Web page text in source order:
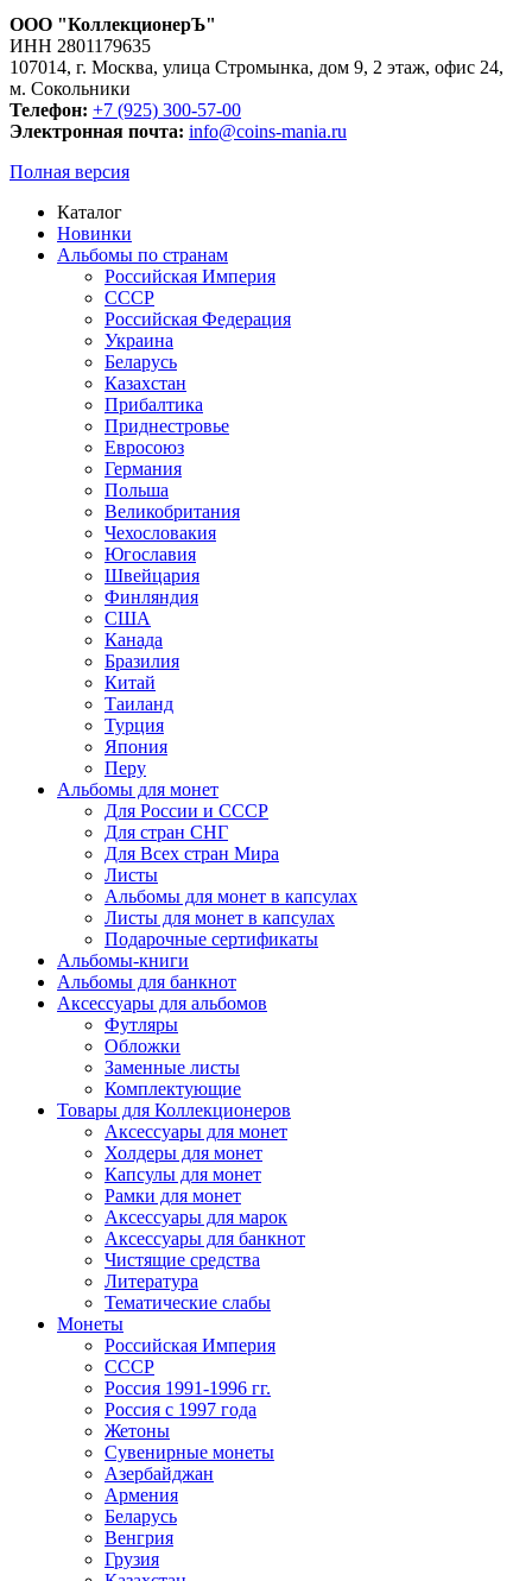
ООО "КоллекционерЪ"
ИНН 2801179635
107014, г. Москва, улица Стромынка, дом 9, 2 этаж, офис 24,
м. Сокольники
Телефон: +7 (925) 300-57-00
Электронная почта: info@coins-mania.ru
Полная версия
Каталог
Новинки
Альбомы по странам
Российская Империя
СССР
Российская Федерация
Украина
Беларусь
Казахстан
Прибалтика
Приднестровье
Евросоюз
Германия
Польша
Великобритания
Чехословакия
Югославия
Швейцария
Финляндия
США
Канада
Бразилия
Китай
Таиланд
Турция
Япония
Перу
Альбомы для монет
Для России и СССР
Для стран СНГ
Для Всех стран Мира
Листы
Альбомы для монет в капсулах
Листы для монет в капсулах
Подарочные сертификаты
Альбомы-книги
Альбомы для банкнот
Аксессуары для альбомов
Футляры
Обложки
Заменные листы
Комплектующие
Товары для Коллекционеров
Аксессуары для монет
Холдеры для монет
Капсулы для монет
Рамки для монет
Аксессуары для марок
Аксессуары для банкнот
Чистящие средства
Литература
Тематические слабы
Монеты
Российская Империя
СССР
Россия 1991-1996 гг.
Россия с 1997 года
Жетоны
Сувенирные монеты
Азербайджан
Армения
Беларусь
Венгрия
Грузия